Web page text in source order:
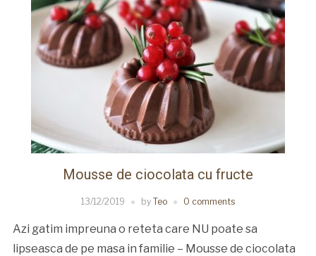
Mousse de ciocolata cu fructe
13/12/2019 by Teo 0 comments
Azi gatim impreuna o reteta care NU poate sa
lipseasca de pe masa in familie – Mousse de ciocolata